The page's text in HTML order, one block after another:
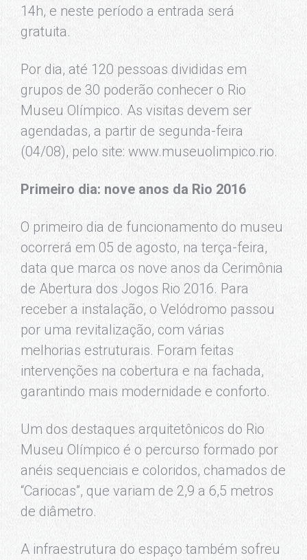
14h, e neste período a entrada será
gratuita.
Por dia, até 120 pessoas divididas em
grupos de 30 poderão conhecer o Rio
Museu Olímpico. As visitas devem ser
agendadas, a partir de segunda-feira
(04/08), pelo site: www.museuolimpico.rio.
Primeiro dia: nove anos da Rio 2016
O primeiro dia de funcionamento do museu
ocorrerá em 05 de agosto, na terça-feira,
data que marca os nove anos da Cerimônia
de Abertura dos Jogos Rio 2016. Para
receber a instalação, o Velódromo passou
por uma revitalização, com várias
melhorias estruturais. Foram feitas
intervenções na cobertura e na fachada,
garantindo mais modernidade e conforto.
Um dos destaques arquitetônicos do Rio
Museu Olímpico é o percurso formado por
anéis sequenciais e coloridos, chamados de
“Cariocas”, que variam de 2,9 a 6,5 metros
de diâmetro.
A infraestrutura do espaço também sofreu